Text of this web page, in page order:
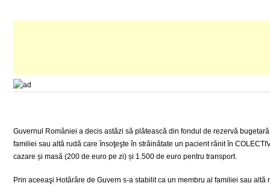
Guvernul României a decis astăzi să plătească din fondul de rezervă
familiei sau altă rudă care însoţeşte în străinătate un pacient rănit în
cazare și masă (200 de euro pe zi) și 1.500 de euro pentru transport.
Prin aceeaşi Hotărâre de Guvern s-a stabilit ca un membru al familiei sau